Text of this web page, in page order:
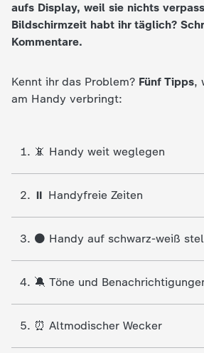
K
n
n
a
aufs Display, weil sie nichts
Bildschirmzeit habt ihr täglich?
Kommentare.
Kennt ihr das Problem? Fünf Tipps,
am Handy verbringt:
1. 📵 Handy weit weglegen
2. ⏸️ Handyfreie Zeiten
3. ⚫ Handy auf schwarz-weiß
4. 🔕 Töne und
5. ⏰ Altmodischer Wecker